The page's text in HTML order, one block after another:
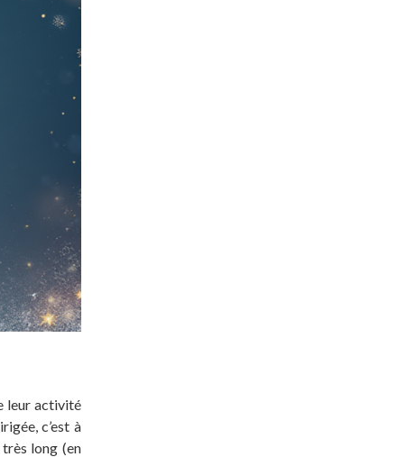
leur activité
c’est à
long (en